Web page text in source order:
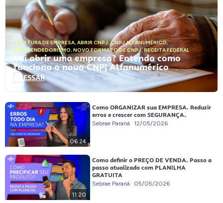
ABERTURA DE EMPRESA, ABRIR CNPJ,CNPJ ALFANUMÉRICO,
EMPREENDEDORISMO, NOVO FORMATO DE CNPJ,RECEITA FEDERAL
Vai abrir uma empresa? Entenda como
funciona o novo CNPJ Alfanumérico
ACESSAR
06:24
Como ORGANIZAR sua EMPRESA. Reduzir
erros e crescer com SEGURANÇA.
Sebrae Paraná 12/05/2026
11:20
Como definir o PREÇO DE VENDA. Passo a
passo atualizado com PLANILHA
GRATUITA
Sebrae Paraná 05/05/2026